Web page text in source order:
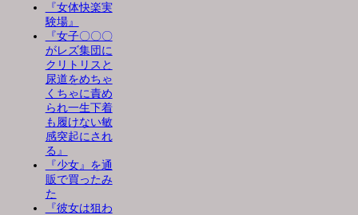
『女体快楽実
験場』
『女子〇〇〇
がレズ集団に
クリトリスと
尿道をめちゃ
くちゃに責め
られ一生下着
も履けない敏
感突起にされ
る』
『少女』を通
販で買ったみ
た
『彼女は狙わ